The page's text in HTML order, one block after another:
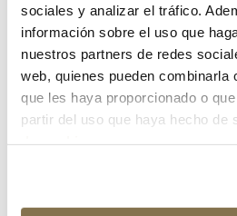
sociales y analizar el tráfico.
información sobre el uso que
nuestros partners de redes
web, quienes pueden combinarla
que les haya proporcionado o
partir del uso que haya hecho de
¿Has olvidado tu contraseña?